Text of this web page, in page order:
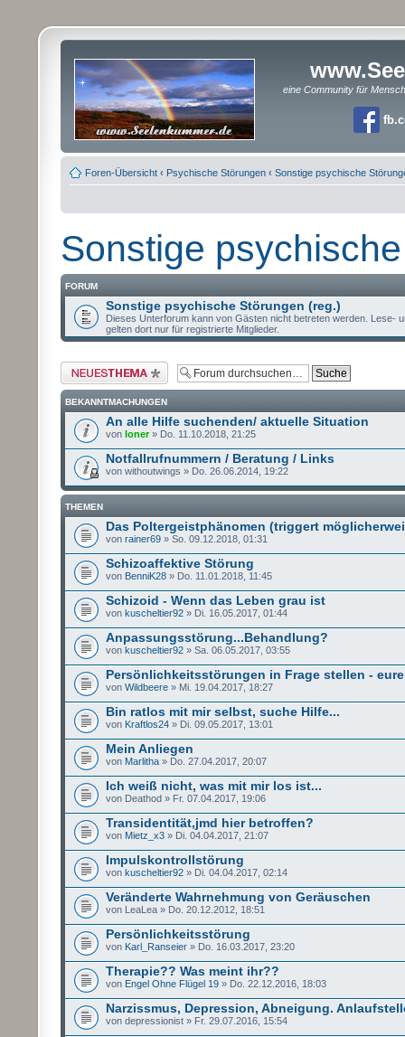
eine Community für
Foren-Übersicht ‹ Psychische Störungen ‹ Sonstige psychische
Sonstige
FORUM
Sonstige psychische Störungen (reg.)
Dieses Unterforum kann von Gästen nicht betreten werden. Lese-
gelten dort nur für registrierte Mitglieder.
Neues Thema erstellen
BEKANNTMACHUNGEN
An alle Hilfe suchenden/ aktuelle Situation
von loner» Do. 11.10.2018, 21:25
Notfallrufnummern / Beratung / Links
von withoutwings » Do. 26.06.2014, 19:22
THEMEN
Das Poltergeistphänomen (triggert
von rainer69 » So. 09.12.2018, 01:31
Schizoaffektive Störung
von BenniK28 » Do. 11.01.2018, 11:45
Schizoid - Wenn das Leben grau ist
von kuscheltier92 » Di. 16.05.2017, 01:44
Anpassungsstörung...Behandlung?
von kuscheltier92 » Sa. 06.05.2017, 03:55
Persönlichkeitsstörungen in Frage stellen -
von Wildbeere » Mi. 19.04.2017, 18:27
Bin ratlos mit mir selbst, suche Hilfe...
von Kraftlos24 » Di. 09.05.2017, 13:01
Mein Anliegen
von Marlitha » Do. 27.04.2017, 20:07
Ich weiß nicht, was mit mir los ist...
von Deathod » Fr. 07.04.2017, 19:06
Transidentität,jmd hier betroffen?
von Mietz_x3 » Di. 04.04.2017, 21:07
Impulskontrollstörung
von kuscheltier92 » Di. 04.04.2017, 02:14
Veränderte Wahrnehmung von Geräuschen
von LeaLea » Do. 20.12.2012, 18:51
Persönlichkeitsstörung
von Karl_Ranseier » Do. 16.03.2017, 23:20
Therapie?? Was meint ihr??
von Engel Ohne Flügel 19 » Do. 22.12.2016, 18:03
Narzissmus, Depression, Abneigung.
von depressionist » Fr. 29.07.2016, 15:54